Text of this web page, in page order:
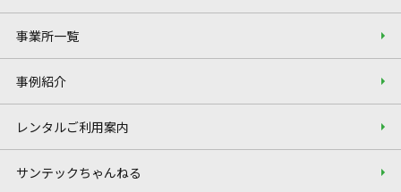
事業所一覧
事例紹介
レンタルご利用案内
サンテックちゃんねる